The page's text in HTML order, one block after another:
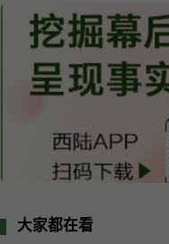
大家都在看